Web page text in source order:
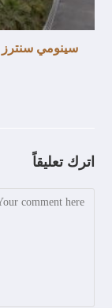
اترك تعليقاً